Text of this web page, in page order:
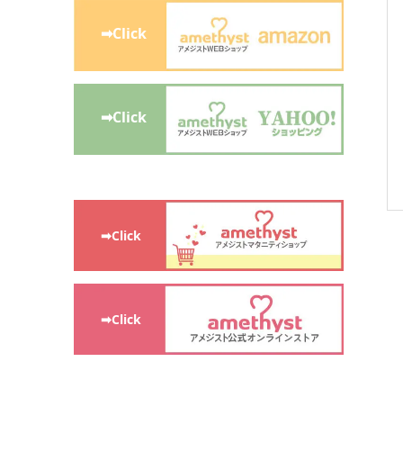
➡Click
➡Click
➡Click
➡Click